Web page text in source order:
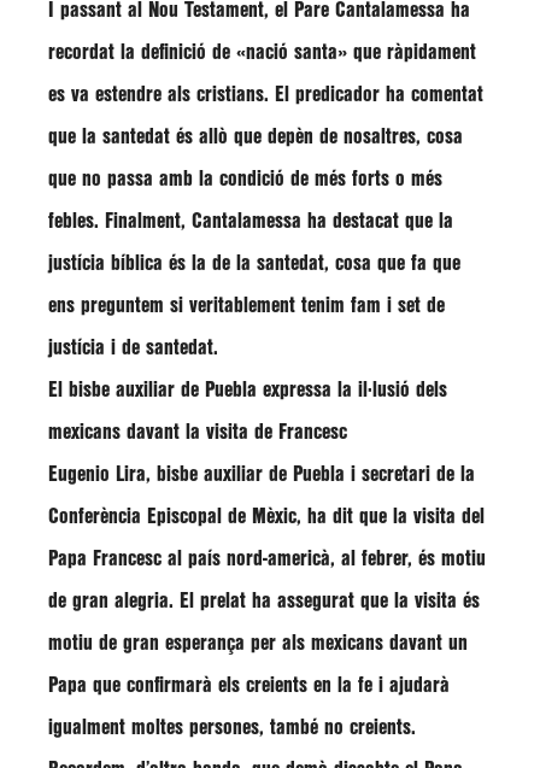
I passant al Nou Testament, el Pare Cantalamessa ha
recordat la definició de «nació santa» que ràpidament
es va estendre als cristians. El predicador ha comentat
que la santedat és allò que depèn de nosaltres, cosa
que no passa amb la condició de més forts o més
febles. Finalment, Cantalamessa ha destacat que la
justícia bíblica és la de la santedat, cosa que fa que
ens preguntem si veritablement tenim fam i set de
justícia i de santedat.
El bisbe auxiliar de Puebla expressa la il·lusió dels
mexicans davant la visita de Francesc
Eugenio Lira, bisbe auxiliar de Puebla i secretari de la
Conferència Episcopal de Mèxic, ha dit que la visita del
Papa Francesc al país nord-americà, al febrer, és motiu
de gran alegria. El prelat ha assegurat que la visita és
motiu de gran esperança per als mexicans davant un
Papa que confirmarà els creients en la fe i ajudarà
igualment moltes persones, també no creients.